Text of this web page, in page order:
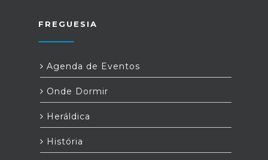
FREGUESIA
Agenda de Eventos
Onde Dormir
Heráldica
História